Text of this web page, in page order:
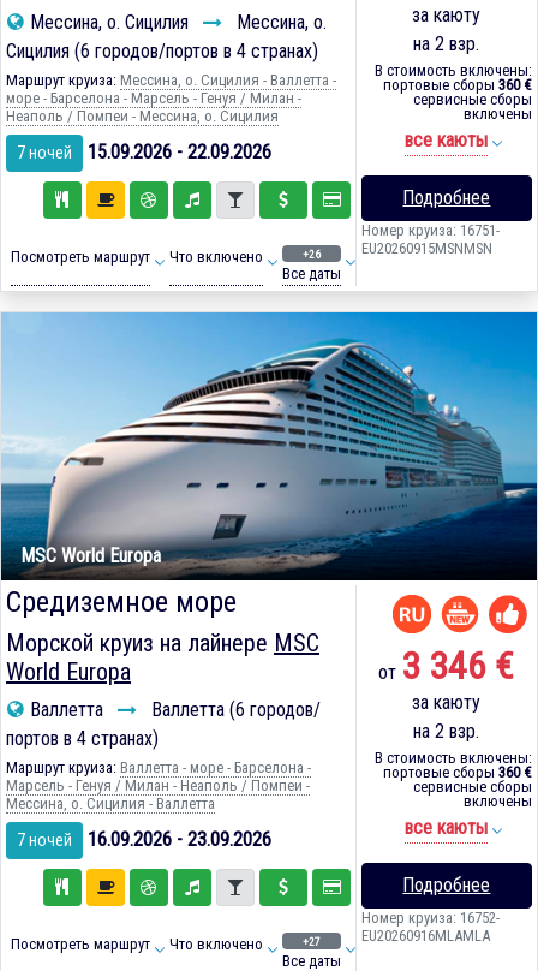
Мессина, о. Сицилия
Мессина, о.
Сицилия (6 городов/портов в 4 странах)
Маршрут круиза: Мессина, о. Сицилия - Валлетта -
море - Барселона - Марсель - Генуя / Милан -
Неаполь / Помпеи - Мессина, о. Сицилия
7 ночей 15.09.2026 - 22.09.2026
Посмотреть маршрут Что включено +26
Все даты
за каюту
на 2 взр.
В стоимость включены:
портовые сборы 360 €
сервисные сборы
включены
все каюты
Подробнее
Номер круиза: 16751-
EU20260915MSNMSN
MSC World Europa
Средиземное море
Морской круиз на лайнере MSC
World Europa
Валлетта
Валлетта (6 городов/
портов в 4 странах)
Маршрут круиза: Валлетта - море - Барселона -
Марсель - Генуя / Милан - Неаполь / Помпеи -
Мессина, о. Сицилия - Валлетта
7 ночей 16.09.2026 - 23.09.2026
Посмотреть маршрут Что включено +27
Все даты
от 3 346 €
за каюту
на 2 взр.
В стоимость включены:
портовые сборы 360 €
сервисные сборы
включены
все каюты
Подробнее
Номер круиза: 16752-
EU20260916MLAMLA